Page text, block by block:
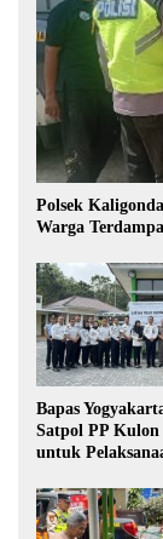
Polsek
Warga
Bapas
Satpol PP Kulon
untuk